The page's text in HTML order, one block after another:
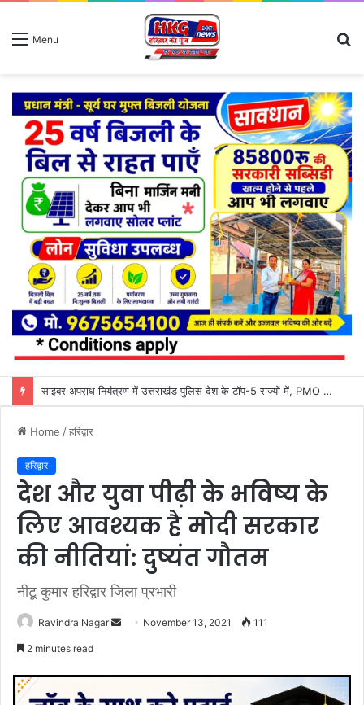
Menu
कांवड़ यात्रा की व्यवस्थाओं का जायजा लेने सीसीआर कंट्रोल रूम पहुंचे डीएम मयूर दीक्षित
Home /हरिद्वार
हरिद्वार
देश और युवा पीढ़ी के भविष्य के
लिए आवश्यक है मोदी सरकार
की नीतियां: दुष्यंत गौतम
नीटू कुमार हरिद्वार जिला प्रभारी
Ravindra Nagar
Send November 13, 2021 111
2 minutes read